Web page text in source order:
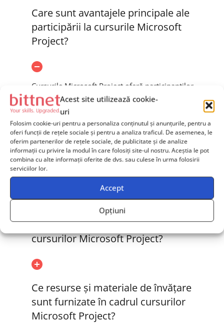
Acest site utilizează cookie-
uri
Folosim cookie-uri pentru a personaliza conținutul și anunțurile, pentru a
oferi funcții de rețele sociale și pentru a analiza traficul. De asemenea, le
oferim partenerilor de rețele sociale, de publicitate și de analize
informații cu privire la modul în care folosiți site-ul nostru. Aceștia le pot
combina cu alte informații oferite de dvs. sau culese în urma folosirii
serviciilor lor.
Accept
Opțiuni
Care sunt avantajele principale ale
participării la cursurile Microsoft
Project?
Cursurile Microsoft Project oferă participanților
cunoștințe solide despre utilizarea eficientă a
acestui software, îmbunătățind planificarea și
gestionarea proiectelor.
Ce nivel de cunoștințe și experiență
este necesar pentru a urma cursurile
Microsoft Project?
Care este structura și durata tipică a
cursurilor Microsoft Project?
Ce resurse și materiale de învățare
sunt furnizate în cadrul cursurilor
Microsoft Project?